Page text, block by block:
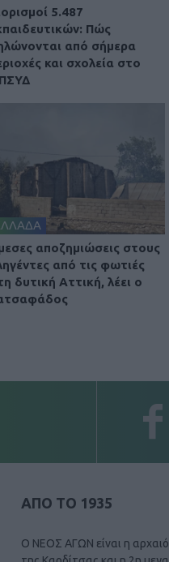
5.487
Πώς
από σήμερα
και σχολεία στο
αποζημιώσεις στους
από τις φωτιές
δυτική Αττική, λέει ο
ΑΠΟ ΤΟ 1935
Ο ΝΕΟΣ ΑΓΩΝ είναι η